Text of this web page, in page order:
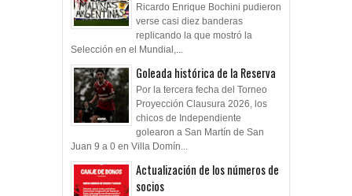
Ricardo Enrique Bochini pudieron
verse casi diez banderas
replicando la que mostró la
Selección en el Mundial,...
Goleada histórica de la Reserva
Por la tercera fecha del Torneo
Proyección Clausura 2026, los
chicos de Independiente
golearon a San Martín de San
Juan 9 a 0 en Villa Domín...
Actualización de los números de
socios